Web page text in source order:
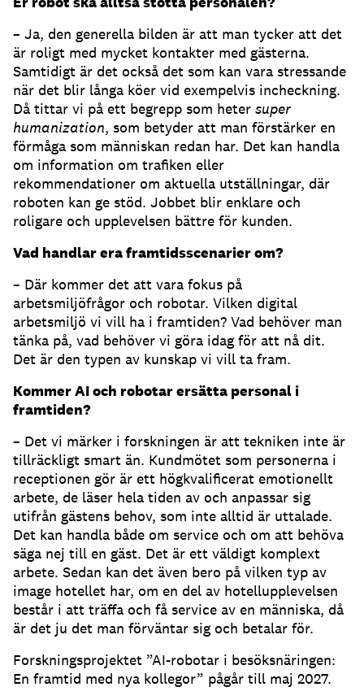
– Ja, den generella bilden är att man tycker att det
är roligt med mycket kontakter med gästerna.
Samtidigt är det också det som kan vara stressande
när det blir långa köer vid exempelvis incheckning.
Då tittar vi på ett begrepp som heter super
humanization, som betyder att man förstärker en
förmåga som människan redan har. Det kan handla
om information om trafiken eller
rekommendationer om aktuella utställningar, där
roboten kan ge stöd. Jobbet blir enklare och
roligare och upplevelsen bättre för kunden.
Vad handlar era framtidsscenarier om?
– Där kommer det att vara fokus på
arbetsmiljöfrågor och robotar. Vilken digital
arbetsmiljö vi vill ha i framtiden? Vad behöver man
tänka på, vad behöver vi göra idag för att nå dit.
Det är den typen av kunskap vi vill ta fram.
Kommer AI och robotar ersätta personal i
framtiden?
– Det vi märker i forskningen är att tekniken inte är
tillräckligt smart än. Kundmötet som personerna i
receptionen gör är ett högkvalificerat emotionellt
arbete, de läser hela tiden av och anpassar sig
utifrån gästens behov, som inte alltid är uttalade.
Det kan handla både om service och om att behöva
säga nej till en gäst. Det är ett väldigt komplext
arbete. Sedan kan det även bero på vilken typ av
image hotellet har, om en del av hotellupplevelsen
består i att träffa och få service av en människa, då
är det ju det man förväntar sig och betalar för.
Forskningsprojektet ”AI-robotar i besöksnäringen:
En framtid med nya kollegor” pågår till maj 2027.